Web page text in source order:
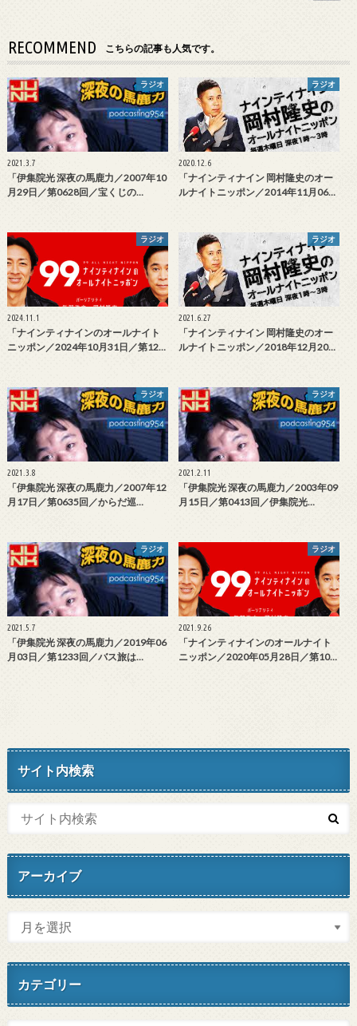
RECOMMEND こちらの記事も人気です。
ラジオ
2021.3.7
「伊集院光 深夜の馬鹿力／2007年10
月29日／第0628回／宝くじの…
ラジオ
2020.12.6
「ナインティナイン 岡村隆史のオー
ルナイトニッポン／2014年11月06…
ラジオ
2024.11.1
「ナインティナインのオールナイト
ニッポン／2024年10月31日／第12…
ラジオ
2021.6.27
「ナインティナイン 岡村隆史のオー
ルナイトニッポン／2018年12月20…
ラジオ
2021.3.8
「伊集院光 深夜の馬鹿力／2007年12
月17日／第0635回／からだ巡…
ラジオ
2021.2.11
「伊集院光 深夜の馬鹿力／2003年09
月15日／第0413回／伊集院光…
ラジオ
2021.5.7
「伊集院光 深夜の馬鹿力／2019年06
月03日／第1233回／バス旅は…
ラジオ
2021.9.26
「ナインティナインのオールナイト
ニッポン／2020年05月28日／第10…
サイト内検索
アーカイブ
カテゴリー